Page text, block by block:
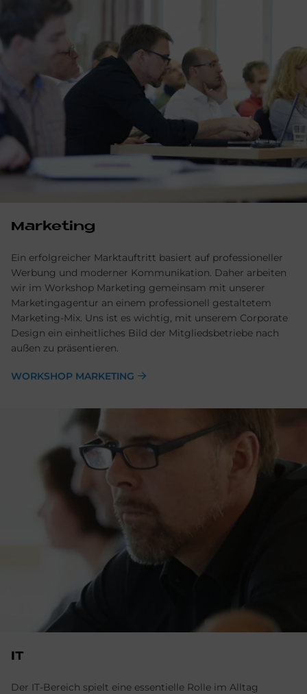
Marketing
Ein erfolgreicher Marktauftritt basiert auf professioneller
Werbung und moderner Kommunikation. Daher arbeiten
wir im Workshop Marketing gemeinsam mit unserer
Marketingagentur an einem professionell gestaltetem
Marketing-Mix. Uns ist es wichtig, mit unserem Corporate
Design ein einheitliches Bild der Mitgliedsbetriebe nach
außen zu präsentieren.
WORKSHOP MARKETING
IT
Der IT-Bereich spielt eine essentielle Rolle im Alltag